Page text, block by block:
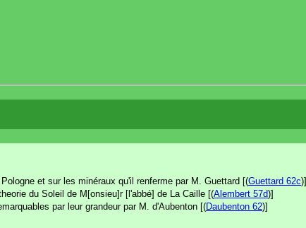
et sur les minéraux qu'il renferme par M. Guettard [(Guettard 62c)]
du Soleil de M[onsieu]r [l'abbé] de La Caille [(Alembert 57d)]
par leur grandeur par M. d'Aubenton [(Daubenton 62)]